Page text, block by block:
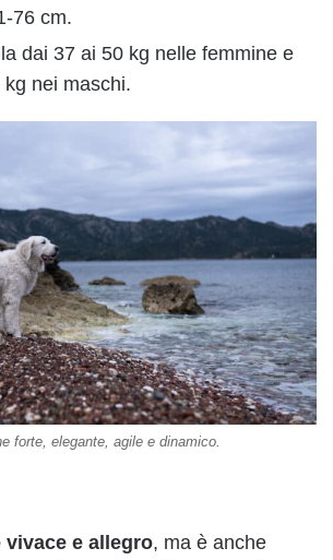
76 cm.
dai 37 ai 50 kg nelle femmine e
nei maschi.
forte, elegante, agile e dinamico.
vivace e allegro, ma è anche